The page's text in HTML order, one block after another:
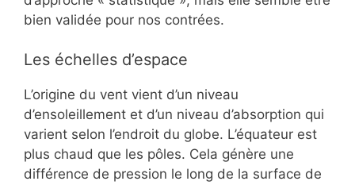
bien validée pour nos contrées.
Les échelles d’espace
L’origine du vent vient d’un niveau
d’ensoleillement et d’un niveau d’absorption qui
varient selon l’endroit du globe. L’équateur est
plus chaud que les pôles. Cela génère une
différence de pression le long de la surface de